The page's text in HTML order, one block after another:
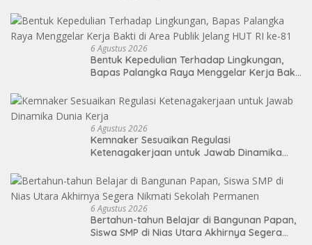
6 Agustus 2026
Bentuk Kepedulian Terhadap Lingkungan,
Bapas Palangka Raya Menggelar Kerja Bakti
6 Agustus 2026
Kemnaker Sesuaikan Regulasi
Ketenagakerjaan untuk Jawab Dinamika
6 Agustus 2026
Bertahun-tahun Belajar di Bangunan Papan,
Siswa SMP di Nias Utara Akhirnya Segera